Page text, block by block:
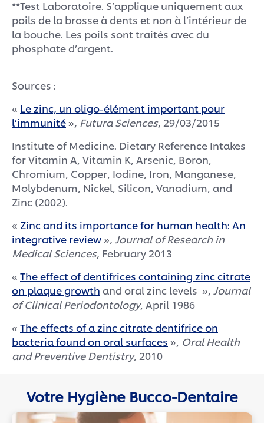
**Test Laboratoire. S’applique uniquement aux
poils de la brosse à dents et non à l’intérieur de
la bouche. Les poils sont traités avec du
phosphate d’argent.
Sources :
« Le zinc, un oligo-élément important pour
l’immunité », Futura Sciences, 29/03/2015
Institute of Medicine. Dietary Reference Intakes
for Vitamin A, Vitamin K, Arsenic, Boron,
Chromium, Copper, Iodine, Iron, Manganese,
Molybdenum, Nickel, Silicon, Vanadium, and
Zinc (2002).
« Zinc and its importance for human health: An
integrative review », Journal of Research in
Medical Sciences, February 2013
« The effect of dentifrices containing zinc citrate
on plaque growth and oral zinc levels », Journal
of Clinical Periodontology, April 1986
« The effects of a zinc citrate dentifrice on
bacteria found on oral surfaces », Oral Health
and Preventive Dentistry, 2010
Votre Hygiène Bucco-Dentaire